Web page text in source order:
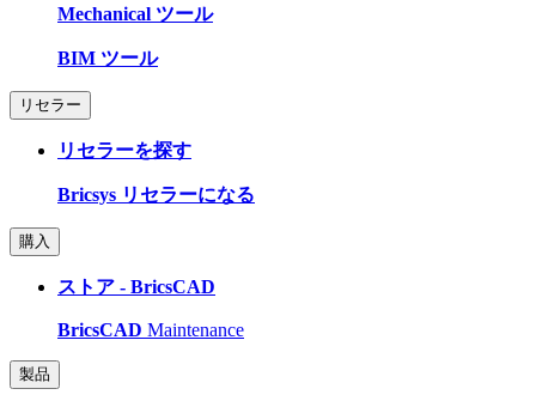
Mechanical ツール
BIM ツール
リセラー
リセラーを探す
Bricsys リセラーになる
購入
ストア - BricsCAD
BricsCAD Maintenance
製品